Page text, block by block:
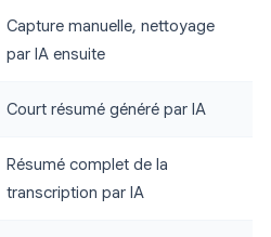
Capture manuelle, nettoyage
par IA ensuite
Court résumé généré par IA
Résumé complet de la
transcription par IA